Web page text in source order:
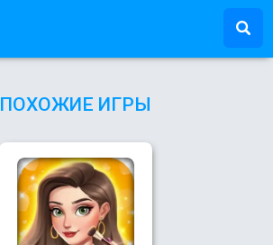
ПОХОЖИЕ ИГРЫ